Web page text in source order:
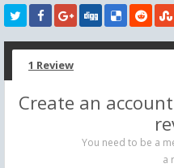
1 Review
Create an
You need to be a
a